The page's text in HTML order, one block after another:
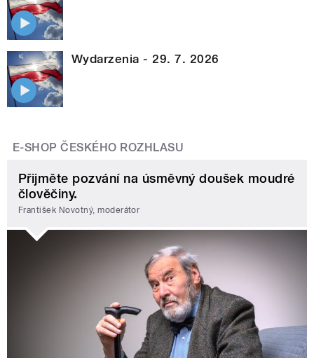
Wydarzenia - 29. 7. 2026
E-SHOP ČESKÉHO ROZHLASU
Přijměte pozvání na úsměvný doušek moudré
člověčiny.
František Novotný, moderátor